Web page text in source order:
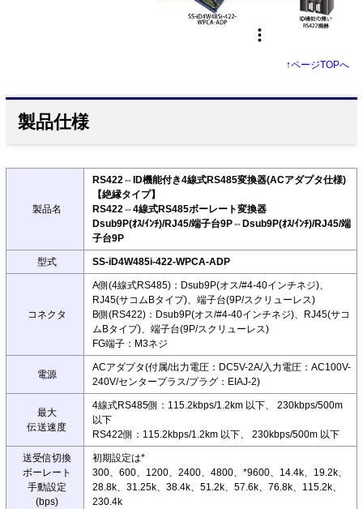
↑ページTOPへ
製品仕様
製品名
RS422⇔ID機能付き4線式RS485変換器(ACアダプタ仕様)
【絶縁タイプ】
RS422⇔4線式RS485ボーレート変換器
Dsub9P(ｵｽ/ｲﾝﾁ)/RJ45/端子台9P⇔Dsub9P(ｵｽ/ｲﾝﾁ)/RJ45/端
子台9P
型式 SS-iD4W485i-422-WPCA-ADP
コネクタ
A側(4線式RS485)：Dsub9P(オス/#4-40インチネジ)、
RJ45(サコムBタイプ)、端子台(9P/スクリューレス)
B側(RS422)：Dsub9P(オス/#4-40インチネジ)、RJ45(サコ
ムBタイプ)、端子台(9P/スクリューレス)
FG端子：M3ネジ
電源
ACアダプタ(付属/出力電圧：DC5V-2A/入力電圧：AC100V-
240V/センタープラス/プラグ：EIAJ-2)
最大
伝送速度
4線式RS485側：115.2kbps/1.2km 以下、 230kbps/500m
以下
RS422側：115.2kbps/1.2km 以下、 230kbps/500m 以下
送受信切換
ボーレート
手動設定
(bps)
初期設定は*
300、600、1200、2400、4800、*9600、14.4k、19.2k、
28.8k、31.25k、38.4k、51.2k、57.6k、76.8k、115.2k、
230.4k